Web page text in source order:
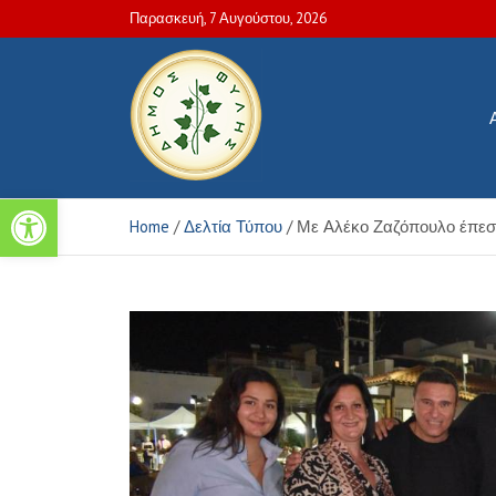
Ανοίξτε τη γραμμή εργαλείων
to
Παρασκευή, 7 Αυγούστου, 2026
Πολιτιστικές και
Home Δελτία Τύπου Με Αλέκο Ζαζόπουλο